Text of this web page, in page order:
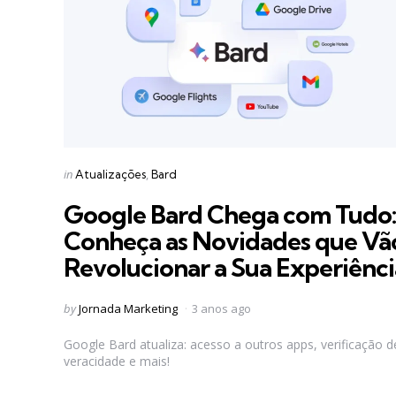
Categories
Posted
inAtualizações Bard
Google Bard Chega com Tudo:
Conheça as Novidades que
Revolucionar a Sua
Posted
byJornada Marketing 3 anos ago
Google Bard atualiza: acesso a outros apps, verificação
veracidade e mais!